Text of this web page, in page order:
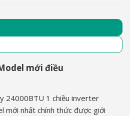
mới điều
24000BTU 1 chiều inverter
mới nhất chính thức được giới